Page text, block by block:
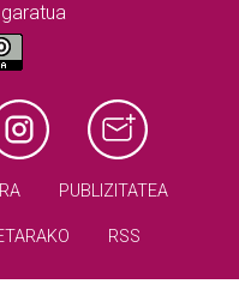
PUBLIZITATEA
RSS